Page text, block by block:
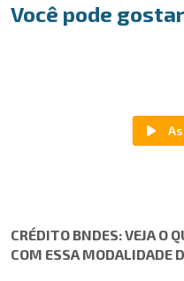
Você pode
CRÉDITO BNDES: VEJA O
COM ESSA MODALIDADE